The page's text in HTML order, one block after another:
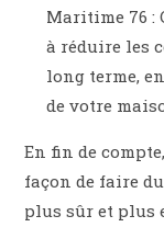
Maritime 76 :
à réduire les
long terme,
de votre
En fin de
façon de faire
plus sûr et plus